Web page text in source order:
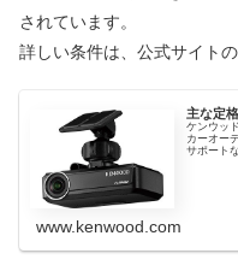
されています。
詳しい条件は、公式サイト
主な定格
ケンウッ
カーオー
サポート
www.kenwood.com